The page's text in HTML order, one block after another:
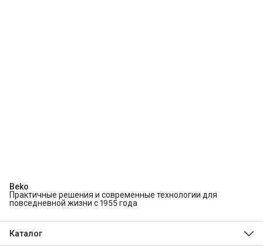
Beko
Практичные решения и современные технологии для
повседневной жизни с 1955 года
Каталог